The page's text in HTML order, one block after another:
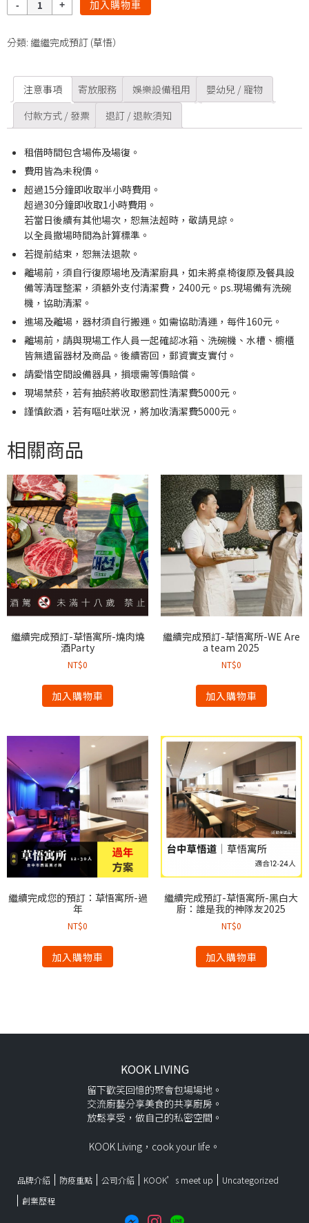
量
加入購物車
分類: 繼繼完成預訂 (草悟）
注意事項 寄放服務 娛樂設備租用
嬰幼兒 / 寵物
付款方式 / 發票
退訂 / 退款須知
租借時間包含場佈及場復。
費用皆為未稅價。
超過15分鐘即收取半小時費用。
超過30分鐘即收取1小時費用。
若當日後續有其他場次，恕無法超時，敬請見諒。
以全員撤場時間為計算標準。
若提前結束，恕無法退款。
離場前，須自行復原場地及清潔廚具，如未將桌椅復原及餐具設
備等清理整潔，須額外支付清潔費，2400元。ps.現場備有洗碗
機，協助清潔。
進場及離場，器材須自行搬運。如需協助清運，每件160元。
離場前，請與現場工作人員一起確認冰箱、洗碗機、水槽、櫥櫃
皆無遺留器材及商品。後續寄回，郵資實支實付。
請愛惜空間設備器具，損壞需等價賠償。
現場禁菸，若有抽菸將收取懲罰性清潔費5000元。
謹慎飲酒，若有嘔吐狀況，將加收清潔費5000元。
相關商品
繼續完成預訂-草悟寓所-燒肉燒
酒Party
NT$0
加入購物車
繼續完成預訂-草悟寓所-WE Are
a team 2025
NT$0
加入購物車
繼續完成您的預訂：草悟寓所-過
年
NT$0
加入購物車
繼續完成預訂-草悟寓所-黑白大
廚：誰是我的神隊友2025
NT$0
加入購物車
KOOK LIVING
留下歡笑回憶的聚會包場場地。
交流廚藝分享美食的共享廚房。
放鬆享受，做自己的私密空間。
KOOK Living，cook your life。
品牌介紹 防疫重點 公司介紹 KOOK’s meet up
Uncategorized
創業歷程